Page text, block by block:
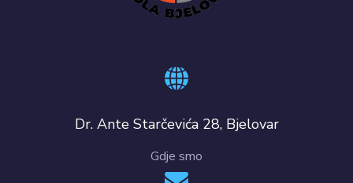
Dr. Ante Starčevića 28, Bjelovar
Gdje smo